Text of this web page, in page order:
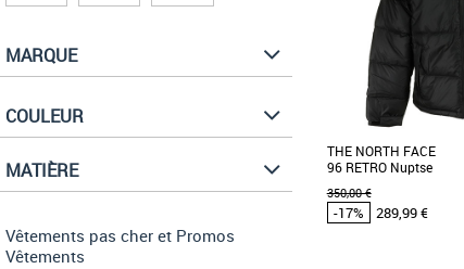
MARQUE
COULEUR
MATIÈRE
Vêtements pas cher et Promos
Vêtements
THE NORTH FACE
96 RETRO Nuptse
350,00 €
-17% 289,99 €